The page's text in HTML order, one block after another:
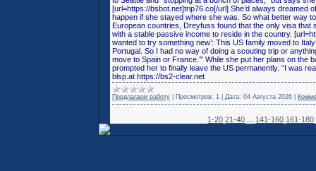
[url=https://bsbot.net]trip76.co[/url] She’d always
happen if she stayed where she was. So what better way
European countries, Dreyfuss found that the only visa
with a stable passive income to reside in the country.
wanted to try something new’: This US family moved to
Portugal. So I had no way of doing a scouting trip or
move to Spain or France.’” While she put her plans on
prompted her to finally leave the US permanently. “I was
blsp.at https://bs2-clear.net
Предлагаем работу Просмотров: 1 Дата: 04 Августа 2026
1-20 21-40 141-160 161-180